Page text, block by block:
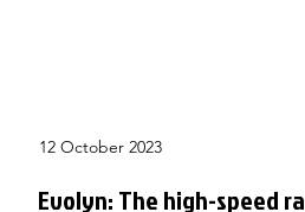
12 October 2023
Evolyn: The high-speed